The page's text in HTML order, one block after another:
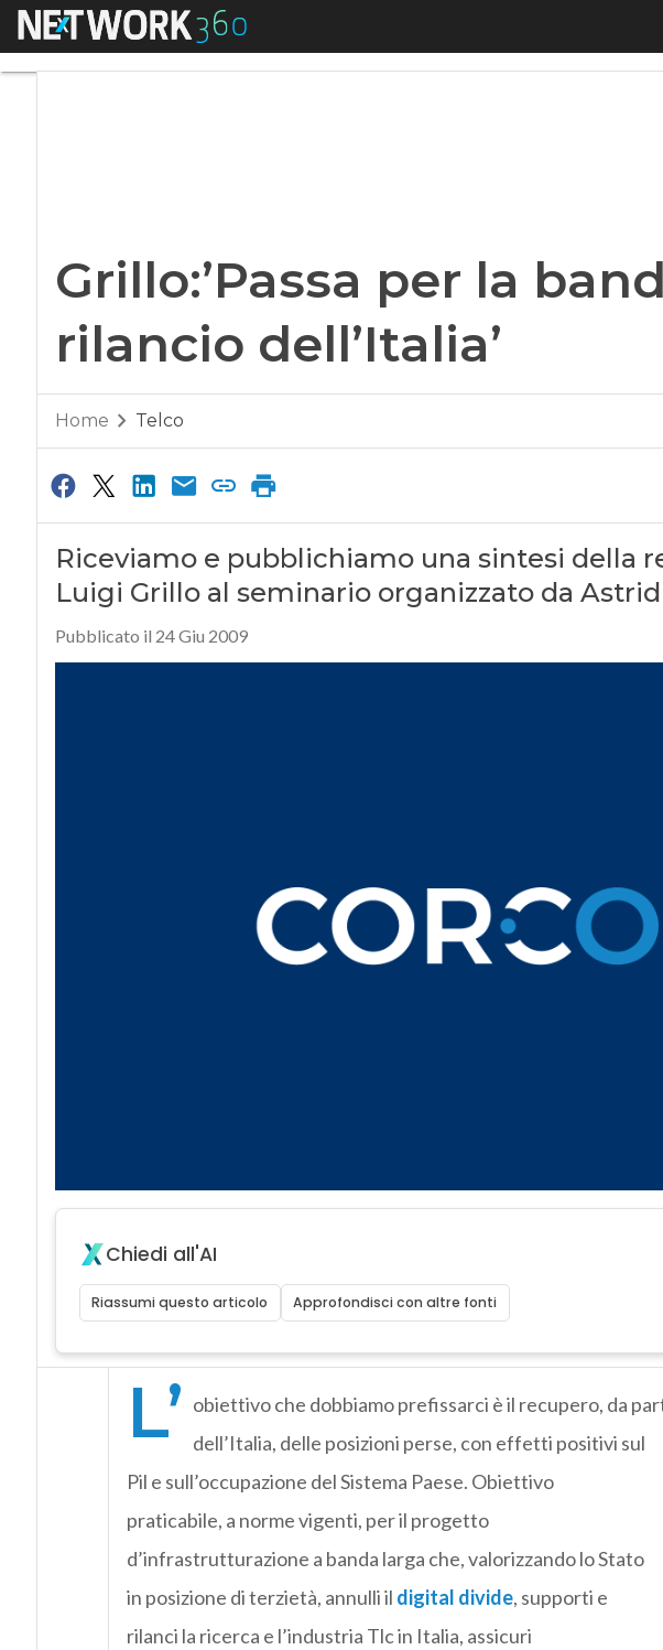
Menu
Grillo:’Passa per la
rilancio dell’Italia’
Home Telco
Riceviamo e pubblichiamo una sintesi della
Luigi Grillo al seminario organizzato da Astrid
Pubblicato il 24 Giu 2009
Chiedi all'AI
Riassumi questo articolo Approfondisci con altre fonti
L’ obiettivo che dobbiamo prefissarci è il recupero, da
dell’Italia, delle posizioni perse, con effetti positivi sul
Pil e sull’occupazione del Sistema Paese. Obiettivo
praticabile, a norme vigenti, per il progetto
d’infrastrutturazione a banda larga che, valorizzando lo Stato
in posizione di terzietà, annulli il digital divide, supporti e
rilanci la ricerca e l’industria Tlc in Italia, assicuri